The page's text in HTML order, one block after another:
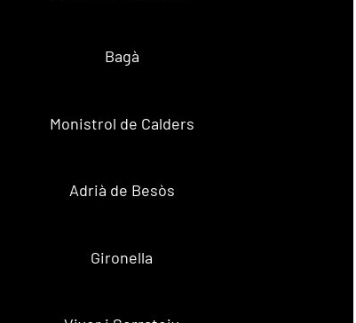
Bagà
Monistrol de Calders
Adrià de Besòs
Gironella